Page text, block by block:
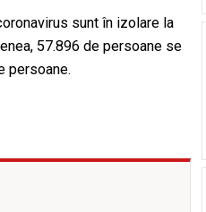
sunt în izolare la
57.896 de persoane se
persoane.